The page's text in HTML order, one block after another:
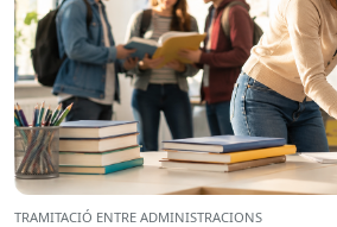
TRAMITACIÓ ENTRE ADMINISTRACIONS